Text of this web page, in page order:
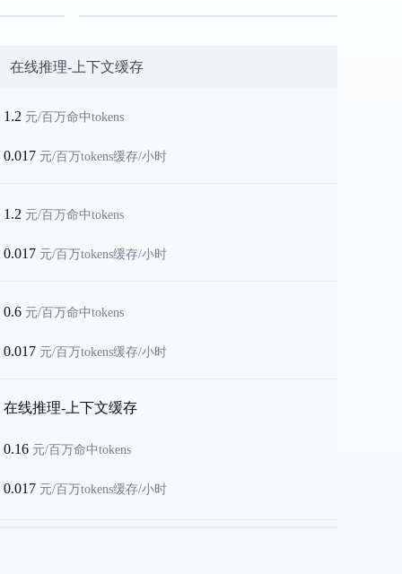
1.2 元/百万命中tokens
0.017 元/百万tokens缓存/小时
1.2 元/百万命中tokens
0.017 元/百万tokens缓存/小时
0.6 元/百万命中tokens
0.017 元/百万tokens缓存/小时
在线推理-上下文缓存
0.16 元/百万命中tokens
0.017 元/百万tokens缓存/小时
在线推理-上下文缓存